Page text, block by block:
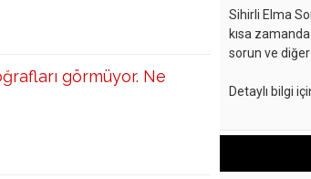
görmüyor. Ne
Sihirli Elma
kısa
sorun ve diğer
Detaylı bilgi